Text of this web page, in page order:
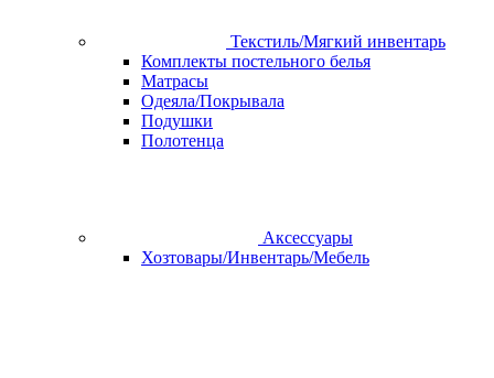
Текстиль/Мягкий инвентарь
Комплекты постельного белья
Матрасы
Одеяла/Покрывала
Подушки
Полотенца
Аксессуары
Хозтовары/Инвентарь/Мебель